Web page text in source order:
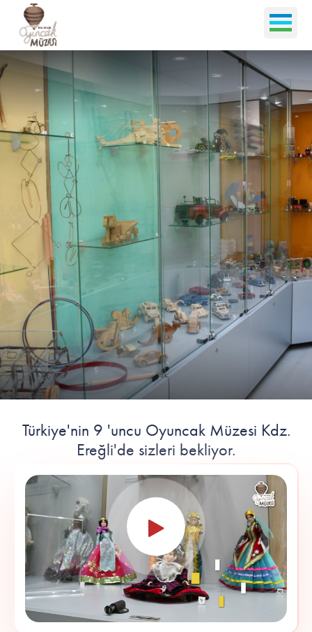
Türkiye'nin 9 'uncu Oyuncak Müzesi Kdz.
Ereğli'de sizleri bekliyor.